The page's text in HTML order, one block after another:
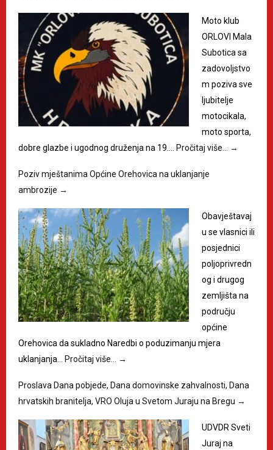
Moto klub
ORLOVI Mala
Subotica sa
zadovoljstvo
m poziva sve
ljubitelje
motocikala,
moto sporta,
dobre glazbe i ugodnog druženja na 19.…
Pročitaj više… →
Poziv mještanima Općine Orehovica na uklanjanje
ambrozije →
Obavještavaj
u se vlasnici ili
posjednici
poljoprivredn
og i drugog
zemljišta na
području
općine
Orehovica da sukladno Naredbi o poduzimanju mjera
uklanjanja…
Pročitaj više… →
Proslava Dana pobjede, Dana domovinske zahvalnosti, Dana
hrvatskih branitelja, VRO Oluja u Svetom Juraju na Bregu →
UDVDR Sveti
Juraj na